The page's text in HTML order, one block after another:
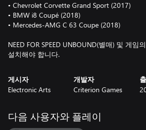
• Chevrolet Corvette Grand Sport (2017)
• BMW i8 Coupé (2018)
• Mercedes-AMG C 63 Coupe (2018)
NEED FOR SPEED UNBOUND(별매) 및 게임
설치해야 합니다.
게시자
Electronic Arts
개발자
Criterion Games
다음 사용자와 플레이